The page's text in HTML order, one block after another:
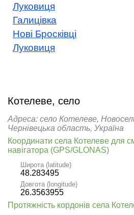
Луковиця
Галицівка
Нові Бросківці
Луковиця
Котелеве, село
Адреса: село Котелеве,
Чернівецька область, Україна
Координати села Котелеве для
навігатора (GPS/GLONAS)
Широта (latitude)
48.283495
Довгота (longitude)
26.3563955
Протяжність кордонів села